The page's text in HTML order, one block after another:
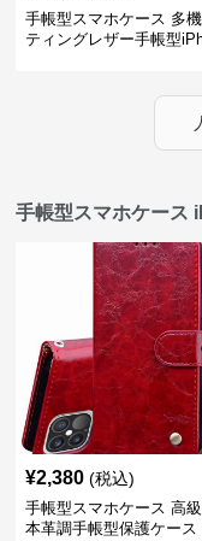
手帳型スマホケース 多
ティングレザー手帳型
手帳型スマホケース
¥2,380 (税込)
手帳型スマホケース 高
本革調手帳型保護ケース